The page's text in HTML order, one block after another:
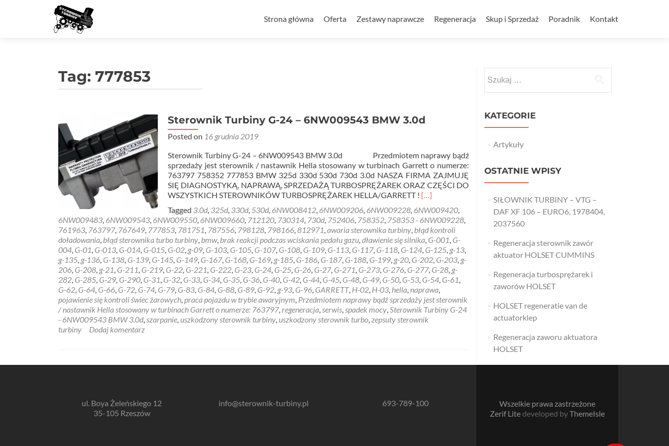
do
Strona główna Oferta Zestawy naprawcze Regeneracja Skup i Sprzedaż Poradnik Kontakt
Tag: 777853
Sterownik Turbiny G-24 – 6NW009543 BMW 3.0d
Posted on 16 grudnia 2019
Sterownik Turbiny G-24 – 6NW009543 BMW 3.0d Przedmiotem naprawy bądź
sprzedaży jest sterownik / nastawnik Hella stosowany w turbinach Garrett o numerze:
763797 758352 777853 BMW 325d 330d 530d 730d 3.0d NASZA FIRMA ZAJMUJĘ
SIĘ DIAGNOSTYKĄ, NAPRAWĄ, SPRZEDAŻĄ TURBOSPRĘŻAREK ORAZ CZĘŚCI DO
WSZYSTKICH STEROWNIKÓW TURBOSPRĘŻAREK HELLA/GARRETT ! Read
about
Sterownik
Turbiny
G-
24
–
6NW009543
BMW
3.0d
[…]
Tagged 3.0d, 325d, 330d, 530d, 6NW008412, 6NW009206, 6NW009228, 6NW009420,
6NW009483, 6NW009543, 6NW009550, 6NW009660, 712120, 730314, 730d, 752406, 758352, 758353 - 6NW009228,
761963, 763797, 767649, 777853, 781751, 787556, 798128, 798166,812971,awaria sterownika turbiny, błąd kontroli
doładowania, błąd sterownika turbo turbiny, bmw, brak reakcji podczas wciskania pedału gazu,dławienie się silnika, G-001, G-
004, G-01, G-013, G-014, G-015, G-02, g-09, G-103, G-105, G-107, G-108, G-109, G-113, G-117, G-118, G-124, G-125, g-13,
g-135, g-136, G-138, G-139, G-145, G-149, G-167, G-168, G-169, g-185, G-186, G-187, G-188, G-199, g-20, G-202, G-203, g-
206, G-208, g-21, G-211, G-219, G-22, G-221, G-222, G-23, G-24, G-25, G-26, G-27, G-271, G-273, G-276, G-277, G-28, g-
282, G-285, G-29, G-290, G-31, G-32, G-33, G-34, G-35, G-36, G-40, G-42, G-44, G-45, G-48, G-49, G-50, G-53, G-54, G-61,
G-62, G-64, G-66, G-72, G-74, G-79, G-83, G-84, G-88, G-89, G-92, g-93, G-96, GARRETT, H-02, H-03, hella,naprawa,
pojawienie się kontroli świec żarowych,praca pojazdu w trybie awaryjnym, Przedmiotem naprawy bądź sprzedaży jest sterownik
/ nastawnik Hella stosowany w turbinach Garrett o numerze: 763797,regeneracja,serwis,spadek mocy,Sterownik Turbiny G-24
- 6NW009543 BMW 3.0d,szarpanie,uszkodzony sterownik turbiny,uszkodzony sterownik turbo,zepsuty sterownik
turbiny
Dodaj komentarz
KATEGORIE
Artykuły
OSTATNIE WPISY
SIŁOWNIK TURBINY – VTG –
DAF XF 106 – EURO6, 1978404,
2037560
Regeneracja sterownik zawór
aktuator HOLSET CUMMINS
Regeneracja turbosprężarek i
zaworów HOLSET
HOLSET regeneratie van de
actuatorklep
Regeneracja zaworu aktuatora
HOLSET
ul. Boya Żeleńskiego 12
35-105 Rzeszów
info@sterownik-turbiny.pl 693-789-100
Wszelkie prawa zastrzeżone
Zerif Litedeveloped byThemeIsle